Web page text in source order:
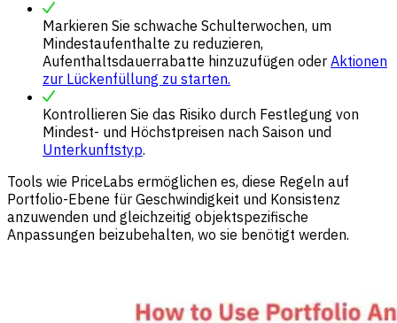
Markieren Sie schwache Schulterwochen, um
Mindestaufenthalte zu reduzieren,
Aufenthaltsdauerrabatte hinzuzufügen oder Aktionen
zur Lückenfüllung zu starten.
Kontrollieren Sie das Risiko durch Festlegung von
Mindest- und Höchstpreisen nach Saison und
Unterkunftstyp.
Tools wie PriceLabs ermöglichen es, diese Regeln auf
Portfolio-Ebene für Geschwindigkeit und Konsistenz
anzuwenden und gleichzeitig objektspezifische
Anpassungen beizubehalten, wo sie benötigt werden.